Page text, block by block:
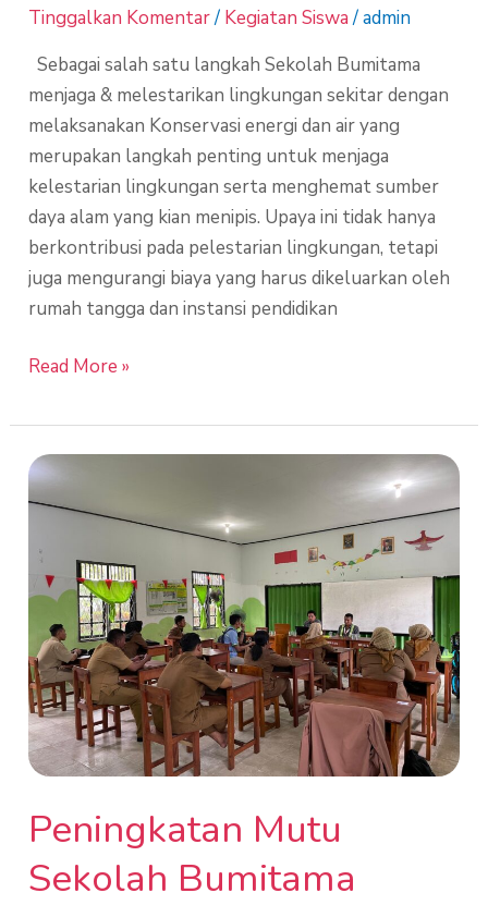
Tinggalkan Komentar/ Kegiatan Siswa /admin
Sebagai salah satu langkah Sekolah Bumitama
menjaga & melestarikan lingkungan sekitar dengan
melaksanakan Konservasi energi dan air yang
merupakan langkah penting untuk menjaga
kelestarian lingkungan serta menghemat sumber
daya alam yang kian menipis. Upaya ini tidak hanya
berkontribusi pada pelestarian lingkungan, tetapi
juga mengurangi biaya yang harus dikeluarkan oleh
rumah tangga dan instansi pendidikan
Read More »
Peningkatan Mutu
Sekolah Bumitama
Peningkatan
Mutu
Bumitama